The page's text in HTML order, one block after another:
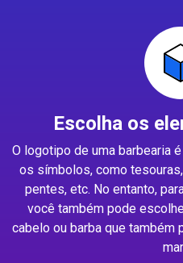
Escolha os
O logotipo de uma barbearia
os símbolos, como
pentes, etc. No entanto,
você também pode
cabelo ou barba que também